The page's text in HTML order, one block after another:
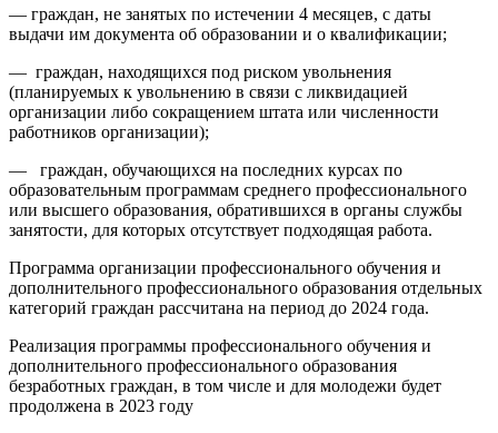
— граждан, не занятых по истечении 4 месяцев, с даты
выдачи им документа об образовании и о квалификации;
— граждан, находящихся под риском увольнения
(планируемых к увольнению в связи с ликвидацией
организации либо сокращением штата или численности
работников организации);
— граждан, обучающихся на последних курсах по
образовательным программам среднего профессионального
или высшего образования, обратившихся в органы службы
занятости, для которых отсутствует подходящая работа.
Программа организации профессионального обучения и
дополнительного профессионального образования отдельных
категорий граждан рассчитана на период до 2024 года.
Реализация программы профессионального обучения и
дополнительного профессионального образования
безработных граждан, в том числе и для молодежи будет
продолжена в 2023 году